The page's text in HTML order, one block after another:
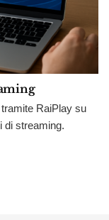
RaiPlay su
di streaming.